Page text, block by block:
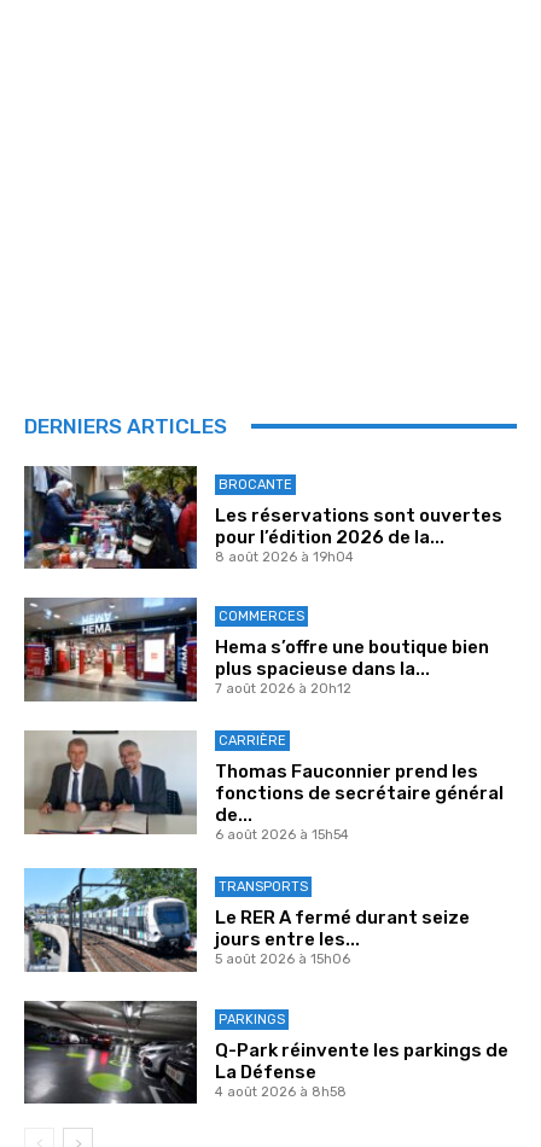
DERNIERS ARTICLES
BROCANTE
Les réservations sont ouvertes
pour l’édition 2026 de la...
8 août 2026 à 19h04
COMMERCES
Hema s’offre une boutique bien
plus spacieuse dans la...
7 août 2026 à 20h12
CARRIÈRE
Thomas Fauconnier prend les
fonctions de secrétaire général
de...
6 août 2026 à 15h54
TRANSPORTS
Le RER A fermé durant seize
jours entre les...
5 août 2026 à 15h06
PARKINGS
Q-Park réinvente les parkings de
La Défense
4 août 2026 à 8h58